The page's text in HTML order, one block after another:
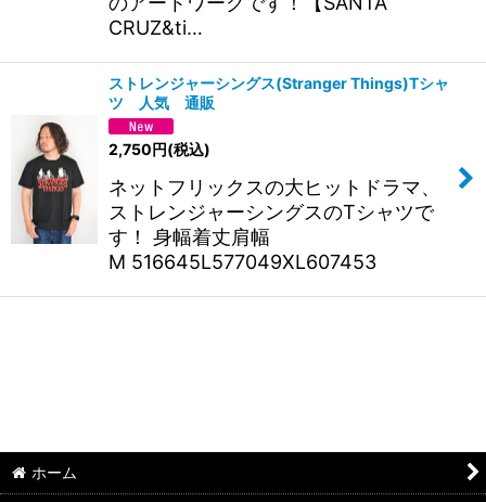
CRUZ&ti…
ストレンジャーシングス(Stranger Things)Tシャ
ツ 人気 通販
2,750円(税込)
ネットフリックスの大ヒットドラマ、
ストレンジャーシングスのTシャツで
す！ 身幅着丈肩幅
M 516645L577049XL607453
ホーム